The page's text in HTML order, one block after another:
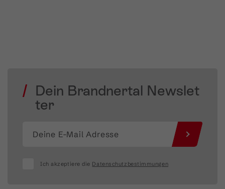
Dein Brandnertal Newslet
ter
Ich akzeptiere die Datenschutzbestimmungen